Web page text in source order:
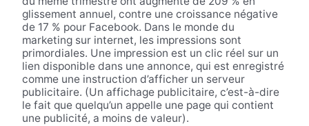
glissement annuel, contre une croissance négative
de 17 % pour Facebook. Dans le monde du
marketing sur internet, les impressions sont
primordiales. Une impression est un clic réel sur un
lien disponible dans une annonce, qui est enregistré
comme une instruction d’afficher un serveur
publicitaire. (Un affichage publicitaire, c’est-à-dire
le fait que quelqu’un appelle une page qui contient
une publicité, a moins de valeur).